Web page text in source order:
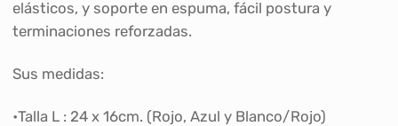
elásticos, y soporte en espuma, fácil postura y
terminaciones reforzadas.
Sus medidas:
•Talla L : 24 x 16cm. (Rojo, Azul y Blanco/Rojo)